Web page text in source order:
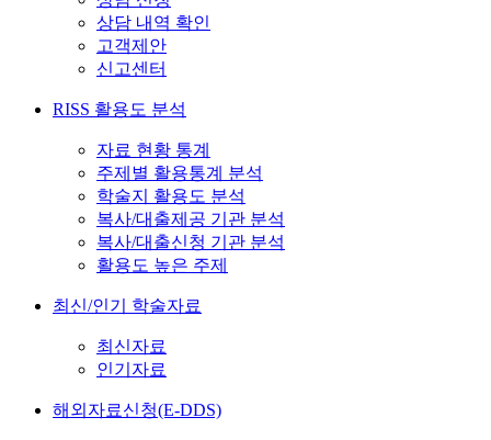
상담 내역 확인
고객제안
신고센터
RISS 활용도 분석
자료 현황 통계
주제별 활용통계 분석
학술지 활용도 분석
복사/대출제공 기관 분석
복사/대출신청 기관 분석
활용도 높은 주제
최신/인기 학술자료
최신자료
인기자료
해외자료신청(E-DDS)